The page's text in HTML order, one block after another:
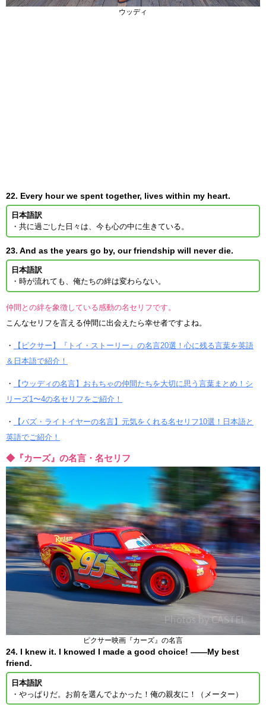
ウッディ
22. Every hour we spent together, lives within my heart.
日本語訳
・共に過ごした日々は、今も心の中に生きている。
23. And as the years go by, our friendship will never die.
日本語訳
・時が流れても、俺たちの絆は変わらない。
仲間との絆を象徴している感動の名セリフです。
こんなセリフを言える仲間に出会えたら幸せ者ですよね。
・
【ピクサー】『トイ・ストーリー』の名言20選！心に残る言葉を英語
＆日本語で紹介！
・
【ウッディの名言】おもちゃの仲間たちを大切に思う言葉まとめ！シ
リーズ1〜4の名セリフをご紹介！
・
【バズ・ライトイヤーの名言】元気をくれる名セリフ10選！日本語と
英語でご紹介！
◆『カーズ』の名言・名セリフ
ピクサー映画『カーズ』の名言
24. I knew it. I knowed I made a good choice! ——My best
friend.
日本語訳
・やっぱりだ。お前を選んでよかった！俺の親友に！（メーター）